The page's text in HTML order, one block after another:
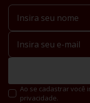
Ao se cadastrar você
privacidade.